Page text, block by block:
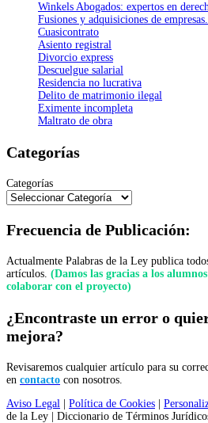
Winkels Abogados: expertos en
Fusiones y adquisiciones de
Cuasicontrato
Asiento registral
Divorcio express
Descuelgue salarial
Residencia no lucrativa
Delito de matrimonio ilegal
Eximente incompleta
Maltrato de obra
Categorías
Categorías
Frecuencia de Publicación:
Actualmente Palabras de la Ley publica
artículos. (Damos las gracias a los
colaborar con el proyecto)
¿Encontraste un error o
mejora?
Revisaremos cualquier artículo para su
en contacto con nosotros.
Aviso Legal
Política de Cookies
de la Ley | Diccionario de Términos